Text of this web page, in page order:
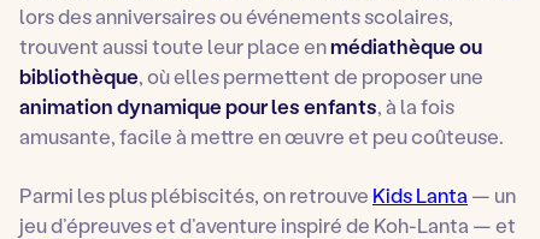
lors des anniversaires ou événements scolaires,
trouvent aussi toute leur place enmédiathèque ou
bibliothèque, où elles permettent de proposer une
animation dynamique pour les enfants, à la fois
amusante, facile à mettre en œuvre et peu coûteuse.
Parmi les plus plébiscités, on retrouve Kids Lanta — un
jeu d’épreuves et d’aventure inspiré de Koh-Lanta — et